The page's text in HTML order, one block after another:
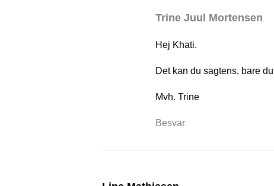
Trine Juul Mortensen
Hej Khati.
Det kan du sagtens, bare
Mvh. Trine
Besvar